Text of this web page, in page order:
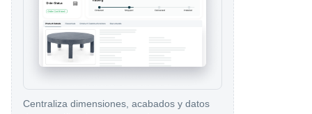
Centraliza dimensiones, acabados y datos